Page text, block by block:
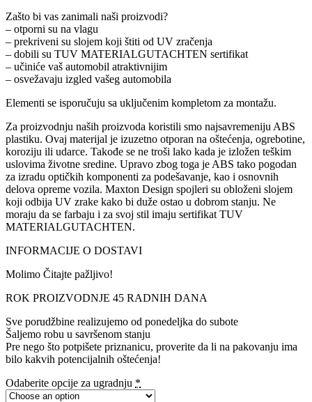
Zašto bi vas zanimali naši proizvodi?
– otporni su na vlagu
– prekriveni su slojem koji štiti od UV zračenja
– dobili su TUV MATERIALGUTACHTEN sertifikat
– učiniće vaš automobil atraktivnijim
– osvežavaju izgled vašeg automobila
Elementi se isporučuju sa uključenim kompletom za montažu.
Za proizvodnju naših proizvoda koristili smo najsavremeniju ABS
plastiku. Ovaj materijal je izuzetno otporan na oštećenja, ogrebotine,
koroziju ili udarce. Takođe se ne troši lako kada je izložen teškim
uslovima životne sredine. Upravo zbog toga je ABS tako pogodan
za izradu optičkih komponenti za podešavanje, kao i osnovnih
delova opreme vozila. Maxton Design spojleri su obloženi slojem
koji odbija UV zrake kako bi duže ostao u dobrom stanju. Ne
moraju da se farbaju i za svoj stil imaju sertifikat TUV
MATERIALGUTACHTEN.
INFORMACIJE O DOSTAVI
Molimo Čitajte pažljivo!
ROK PROIZVODNJE 45 RADNIH DANA
Sve porudžbine realizujemo od ponedeljka do subote
Šaljemo robu u savršenom stanju
Pre nego što potpišete priznanicu, proverite da li na pakovanju ima
bilo kakvih potencijalnih oštećenja!
Odaberite opcije za ugradnju *